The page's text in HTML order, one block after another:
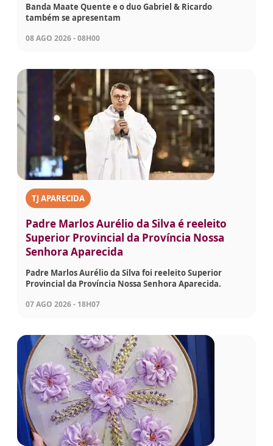
Banda Maate Quente e o duo Gabriel & Ricardo
também se apresentam
08 AGO 2026 - 08H00
TJ APARECIDA
Padre Marlos Aurélio da Silva é reeleito
Superior Provincial da Província Nossa
Senhora Aparecida
Padre Marlos Aurélio da Silva foi reeleito Superior
Provincial da Província Nossa Senhora Aparecida.
07 AGO 2026 - 18H07